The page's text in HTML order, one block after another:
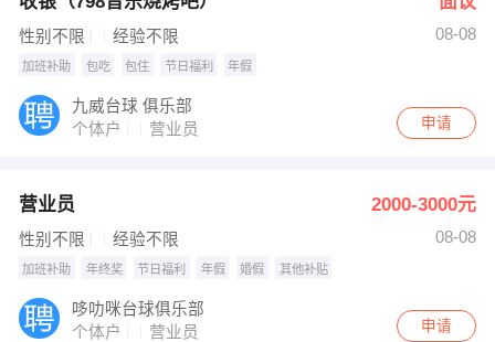
性别不限 经验不限 08-08
加班补助 包吃 包住 节日福利 年假
九威台球 俱乐部
个体户
营业员 申请
营业员 2000-3000元
性别不限 经验不限 08-08
加班补助 年终奖 节日福利 年假 婚假 其他补贴
哆叻咪台球俱乐部
个体户
营业员 申请